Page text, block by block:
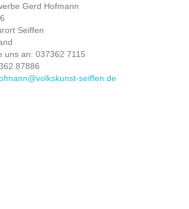
Gerd Hofmann
Seiffen
uns an: 037362 7115
87886
seiffen.de